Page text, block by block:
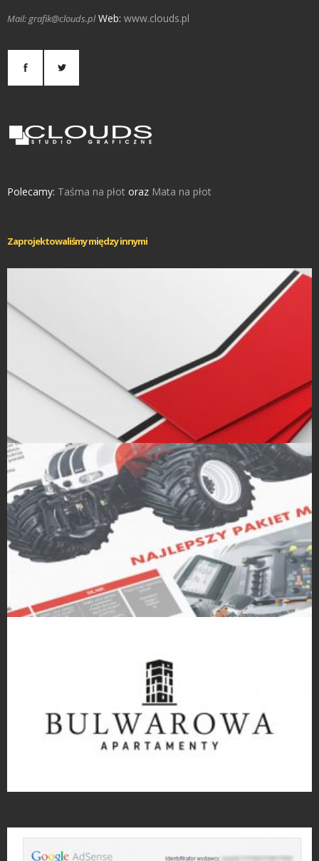
Mail: grafik@clouds.plWeb: www.clouds.pl
Polecamy: Taśma na płot oraz Mata na płot
Zaprojektowaliśmy między innymi
Teczki ofertowe / reklamowe